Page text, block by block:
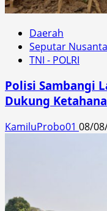
Daerah
Seputar
TNI - POLRI
Polisi Sambangi
Dukung
KamiluProbo01 08/